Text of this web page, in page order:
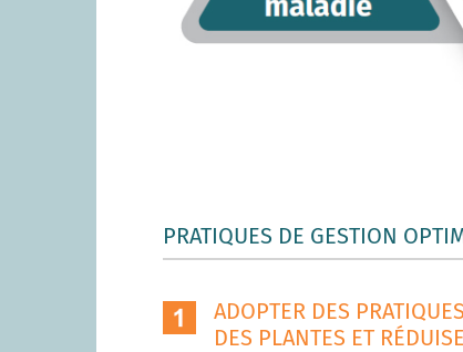
PRATIQUES DE GESTION
ADOPTER DES
DES PLANTES ET